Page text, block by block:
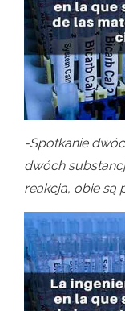
-Spotkanie
dwóch
reakcja, obie są